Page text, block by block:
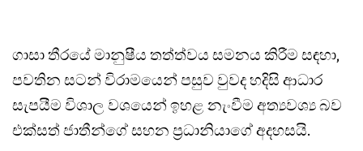
ගාසා තීරයේ මානුෂීය තත්ත්වය සමනය කිරීම සඳහා,
පවතින සටන් විරාමයෙන් පසුව වුවද හදිසි ආධාර
සැපයීම විශාල වශයෙන් ඉහළ නැංවීම අත්‍යවශ්‍ය බව
එක්සත් ජාතීන්ගේ සහන ප්‍රධානියාගේ අදහසයි.